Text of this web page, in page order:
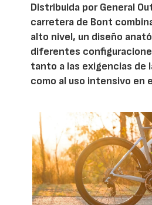
Distribuida por General
carretera de Bont
alto nivel, un diseño
diferentes
tanto a las exigencias de
como al uso intensivo en